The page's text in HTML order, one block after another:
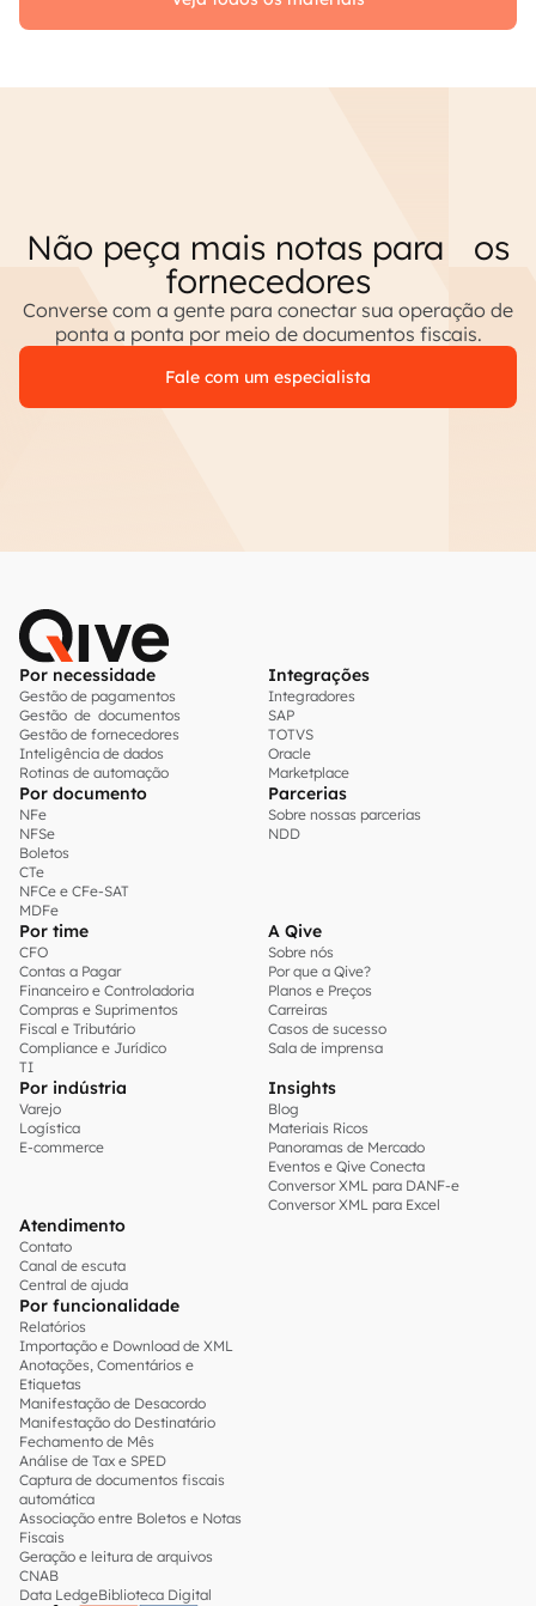
Não peça mais notas para os
fornecedores
Converse com a gente para conectar sua operação de
ponta a ponta por meio de documentos fiscais.
Fale com um especialista
Por necessidade
Gestão de pagamentos
Gestão de documentos
Gestão de fornecedores
Inteligência de dados
Rotinas de automação
Integrações
Integradores
SAP
TOTVS
Oracle
Marketplace
Por documento
NFe
NFSe
Boletos
CTe
NFCe e CFe-SAT
MDFe
Parcerias
Sobre nossas parcerias
NDD
Por time
CFO
Contas a Pagar
Financeiro e Controladoria
Compras e Suprimentos
Fiscal e Tributário
Compliance e Jurídico
TI
A Qive
Sobre nós
Por que a Qive?
Planos e Preços
Carreiras
Casos de sucesso
Sala de imprensa
Por indústria
Varejo
Logística
E-commerce
Insights
Blog
Materiais Ricos
Panoramas de Mercado
Eventos e Qive Conecta
Conversor XML para DANF-e
Conversor XML para Excel
Atendimento
Contato
Canal de escuta
Central de ajuda
Por funcionalidade
Relatórios
Importação e Download de XML
Anotações, Comentários e
Etiquetas
Manifestação de Desacordo
Manifestação do Destinatário
Fechamento de Mês
Análise de Tax e SPED
Captura de documentos fiscais
automática
Associação entre Boletos e Notas
Fiscais
Geração e leitura de arquivos
CNAB
Data LedgeBiblioteca Digital